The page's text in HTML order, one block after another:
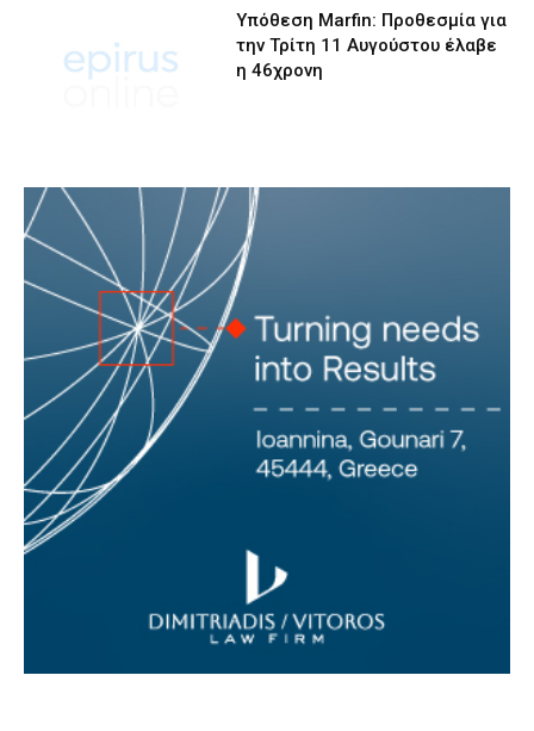
Υπόθεση Marfin: Προθεσμία για
την Τρίτη 11 Αυγούστου έλαβε
η 46χρονη